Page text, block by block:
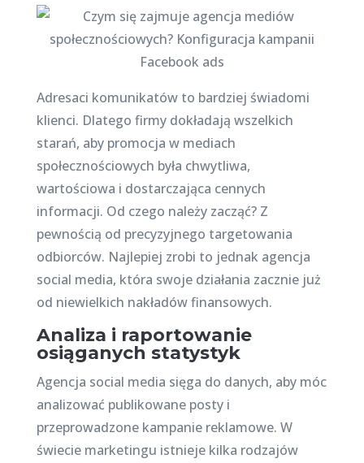
Adresaci komunikatów to bardziej świadomi
klienci. Dlatego firmy dokładają wszelkich
starań, aby promocja w mediach
społecznościowych była chwytliwa,
wartościowa i dostarczająca cennych
informacji. Od czego należy zacząć? Z
pewnością od precyzyjnego targetowania
odbiorców. Najlepiej zrobi to jednak agencja
social media, która swoje działania zacznie już
od niewielkich nakładów finansowych.
Analiza i raportowanie
osiąganych statystyk
Agencja social media sięga do danych, aby móc
analizować publikowane posty i
przeprowadzone kampanie reklamowe. W
świecie marketingu istnieje kilka rodzajów